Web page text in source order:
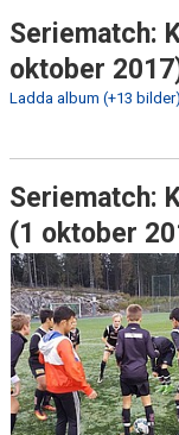
Seriematch:
oktober
Ladda album (+13
Seriematch:
(1 oktober